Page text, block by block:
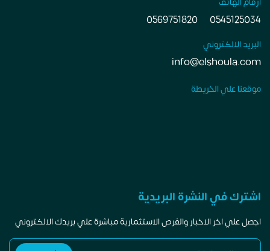
0545125034
0569751820
البريد الالكتروني
info@elshoula.com
موقعنا علي الخريطة
اشترك في النشرة البريدية
اجصل علي اخر الاخبار والفرص الاستثمارية مباشرة علي بريدك الالكتروني